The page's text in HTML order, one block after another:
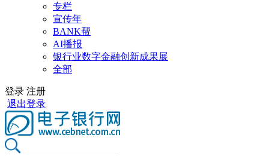
专栏
宣传年
BANK帮
AI播报
银行业数字金融创新成果展
全部
登录 注册
退出登录